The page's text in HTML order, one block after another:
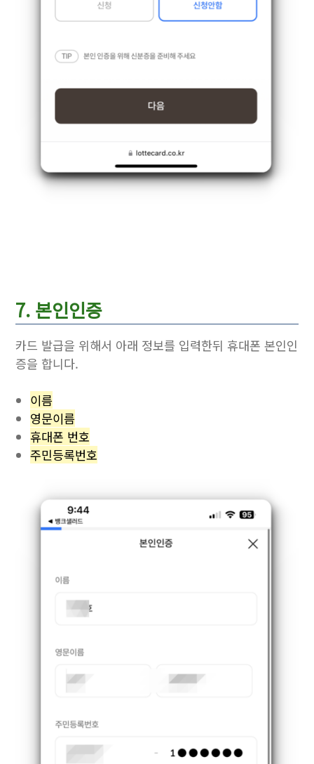
7. 본인인증
카드 발급을 위해서 아래 정보를 입력한뒤 휴대폰 본인인
증을 합니다.
이름
영문이름
휴대폰 번호
주민등록번호